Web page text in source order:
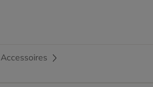
Accessoires